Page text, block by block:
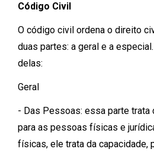
Código Civil
O código civil ordena o direito
duas partes: a geral e a
delas:
Geral
- Das Pessoas: essa parte trata
para as pessoas físicas e
físicas, ele trata da capacidade,